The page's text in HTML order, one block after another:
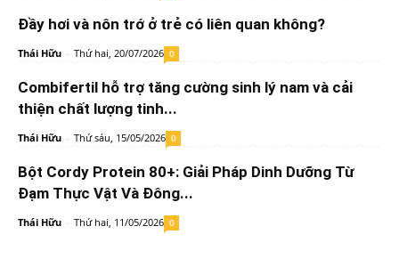
Đầy hơi và nôn trớ ở trẻ có liên quan không?
Thái Hữu - Thứ hai, 20/07/2026 0
Combifertil hỗ trợ tăng cường sinh lý nam và cải
thiện chất lượng tinh...
Thái Hữu - Thứ sáu, 15/05/2026 0
Bột Cordy Protein 80+: Giải Pháp Dinh Dưỡng Từ
Đạm Thực Vật Và Đông...
Thái Hữu - Thứ hai, 11/05/2026 0